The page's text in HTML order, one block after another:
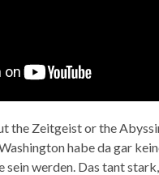
the Zeitgeist or the
habe da gar
sein werden. Das tant